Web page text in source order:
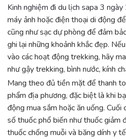
Kinh nghiệm đi du lịch sapa 3
máy ảnh hoặc điện thoại di động
cũng như sạc dự phòng để đảm
ghi lại những khoảnh khắc đẹp.
vào các hoạt động trekking, hãy
như gậy trekking, bình nước, kính
Mang theo đủ tiền mặt để thanh
phẩm địa phương, đặc biệt là khi
động mua sắm hoặc ăn uống.
số thuốc phổ biến như thuốc giảm
thuốc chống muỗi và băng dính y